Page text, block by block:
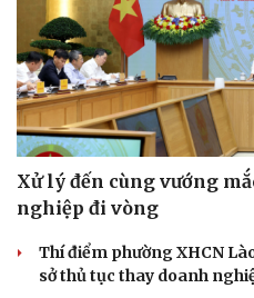
Xử lý đến cùng vướng
nghiệp đi vòng
Thí điểm phường XHCN
sở thủ tục thay doanh